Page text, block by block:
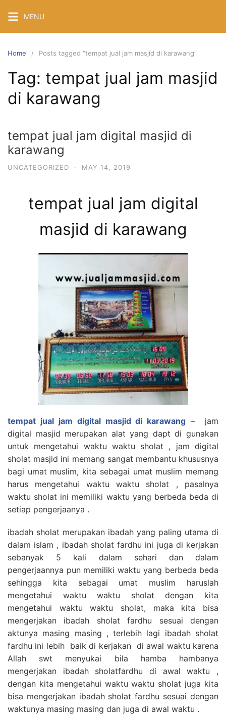
content
MENU
Home Posts tagged “tempat jual jam masjid di karawang”
Tag: tempat jual jam masjid
di karawang
tempat jual jam digital masjid di
karawang
UNCATEGORIZED · MAY 14, 2019
tempat jual jam digital
masjid di karawang
tempat jual jam digital masjid di karawang – jam
digital masjid merupakan alat yang dapt di gunakan
untuk mengetahui waktu waktu sholat , jam digital
sholat masjid ini memang sangat membantu khususnya
bagi umat muslim, kita sebagai umat muslim memang
harus mengetahui waktu waktu sholat , pasalnya
waktu sholat ini memiliki waktu yang berbeda beda di
setiap pengerjaanya .
ibadah sholat merupakan ibadah yang paling utama di
dalam islam , ibadah sholat fardhu ini juga di kerjakan
sebanyak 5 kali dalam sehari dan dalam
pengerjaannya pun memiliki waktu yang berbeda beda
sehingga kita sebagai umat muslim haruslah
mengetahui waktu waktu sholat dengan kita
mengetahui waktu waktu sholat, maka kita bisa
mengerjakan ibadah sholat fardhu sesuai dengan
aktunya masing masing , terlebih lagi ibadah sholat
fardhu ini lebih baik di kerjakan di awal waktu karena
Allah swt menyukai bila hamba hambanya
mengerjakan ibadah sholatfardhu di awal waktu ,
dengan kita mengetahui waktu waktu sholat juga kita
bisa mengerjakan ibadah sholat fardhu sesuai dengan
waktunya masing masing dan juga di awal waktu .